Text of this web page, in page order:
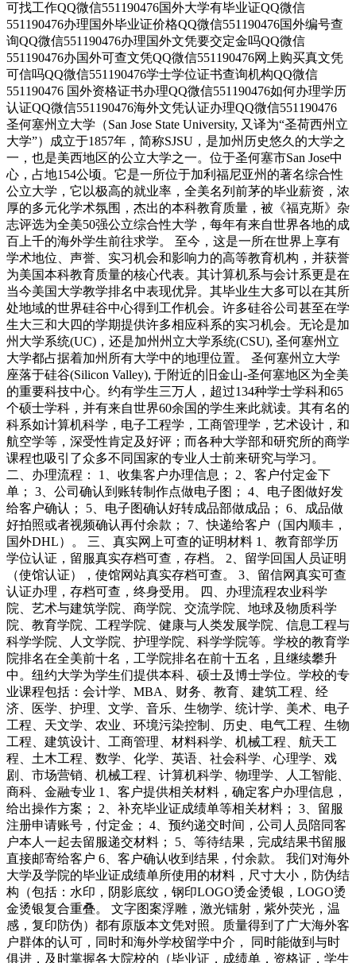
可找工作QQ微信551190476国外大学有毕业证QQ微信
551190476办理国外毕业证价格QQ微信551190476国外编号查
询QQ微信551190476办理国外文凭要交定金吗QQ微信
551190476办国外可查文凭QQ微信551190476网上购买真文凭
可信吗QQ微信551190476学士学位证书查询机构QQ微信
551190476 国外资格证书办理QQ微信551190476如何办理学历
认证QQ微信551190476海外文凭认证办理QQ微信551190476
圣何塞州立大学（San Jose State University, 又译为“圣荷西州立
大学”）成立于1857年，简称SJSU，是加州历史悠久的大学之
一，也是美西地区的公立大学之一。位于圣何塞市San Jose中
心，占地154公顷。它是一所位于加利福尼亚州的著名综合性
公立大学，它以极高的就业率，全美名列前茅的毕业薪资，浓
厚的多元化学术氛围，杰出的本科教育质量，被《福克斯》杂
志评选为全美50强公立综合性大学，每年有来自世界各地的成
百上千的海外学生前往求学。 至今，这是一所在世界上享有
学术地位、声誉、实习机会和影响力的高等教育机构，并获誉
为美国本科教育质量的核心代表。其计算机系与会计系更是在
当今美国大学教学排名中表现优异。其毕业生大多可以在其所
处地域的世界硅谷中心得到工作机会。许多硅谷公司甚至在学
生大三和大四的学期提供许多相应科系的实习机会。无论是加
州大学系统(UC)，还是加州州立大学系统(CSU), 圣何塞州立
大学都占据着加州所有大学中的地理位置。 圣何塞州立大学
座落于硅谷(Silicon Valley), 于附近的旧金山-圣何塞地区为全美
的重要科技中心。约有学生三万人，超过134种学士学科和65
个硕士学科，并有来自世界60余国的学生来此就读。其有名的
科系如计算机科学，电子工程学，工商管理学，艺术设计，和
航空学等，深受性肯定及好评；而各种大学部和研究所的商学
课程也吸引了众多不同国家的专业人士前来研究与学习。
二、办理流程： 1、收集客户办理信息； 2、客户付定金下
单； 3、公司确认到账转制作点做电子图； 4、电子图做好发
给客户确认； 5、电子图确认好转成品部做成品； 6、成品做
好拍照或者视频确认再付余款； 7、快递给客户（国内顺丰，
国外DHL）。 三、真实网上可查的证明材料 1、教育部学历
学位认证，留服真实存档可查，存档。 2、留学回国人员证明
（使馆认证），使馆网站真实存档可查。 3、留信网真实可查
认证办理，存档可查，终身受用。 四、办理流程农业科学
院、艺术与建筑学院、商学院、交流学院、地球及物质科学
院、教育学院、工程学院、健康与人类发展学院、信息工程与
科学学院、人文学院、护理学院、科学学院等。学校的教育学
院排名在全美前十名，工学院排名在前十五名，且继续攀升
中。纽约大学为学生们提供本科、硕士及博士学位。学校的专
业课程包括：会计学、MBA、财务、教育、建筑工程、经
济、医学、护理、文学、音乐、生物学、统计学、美术、电子
工程、天文学、农业、环境污染控制、历史、电气工程、生物
工程、建筑设计、工商管理、材料科学、机械工程、航天工
程、土木工程、数学、化学、英语、社会科学、心理学、戏
剧、市场营销、机械工程、计算机科学、物理学、人工智能、
商科、金融专业 1、客户提供相关材料，确定客户办理信息，
给出操作方案； 2、补充毕业证成绩单等相关材料； 3、留服
注册申请账号，付定金； 4、预约递交时间，公司人员陪同客
户本人一起去留服递交材料； 5、等待结果，完成结果书留服
直接邮寄给客户 6、客户确认收到结果，付余款。 我们对海外
大学及学院的毕业证成绩单所使用的材料，尺寸大小，防伪结
构（包括：水印，阴影底纹，钢印LOGO烫金烫银，LOGO烫
金烫银复合重叠。 文字图案浮雕，激光镭射，紫外荧光，温
感，复印防伪）都有原版本文凭对照。质量得到了广大海外客
户群体的认可，同时和海外学校留学中介， 同时能做到与时
俱进，及时掌握各大院校的（毕业证，成绩单，资格证，学生